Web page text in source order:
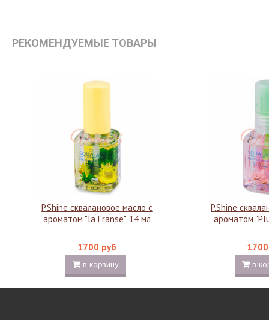
РЕКОМЕНДУЕМЫЕ ТОВАРЫ
P.Shine сквалановое масло с
ароматом "la Franse", 14 мл
1700 руб
в корзину
P.Shine
ароматом
в